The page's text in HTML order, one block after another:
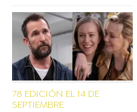
78 EDICIÓN EL 14 DE
SEPTIEMBRE